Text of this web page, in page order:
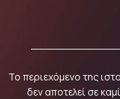
Το περιεχόμενο της
δεν αποτελεί σε